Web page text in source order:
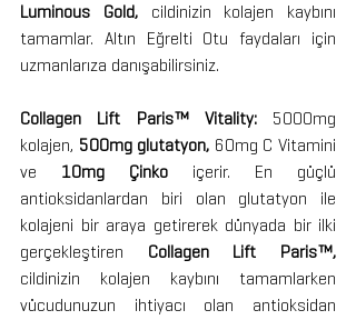
Luminous Gold, cildinizin kolajen kaybını
tamamlar. Altın Eğrelti Otu faydaları için
uzmanlarıza danışabilirsiniz.
Collagen Lift Paris™ Vitality: 5000mg
kolajen, 500mg glutatyon, 60mg C Vitamini
ve 10mg Çinko içerir. En güçlü
antioksidanlardan biri olan glutatyon ile
kolajeni bir araya getirerek dünyada bir ilki
gerçekleştiren
cildinizin kolajen kaybını tamamlarken
vücudunuzun ihtiyacı olan antioksidan